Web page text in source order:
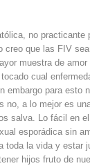
no
que las FIV
muestra de
cual
para esto
a lo mejor es
salva. Lo fácil en
esporádica sin
toda la vida y estar
hijos fruto de